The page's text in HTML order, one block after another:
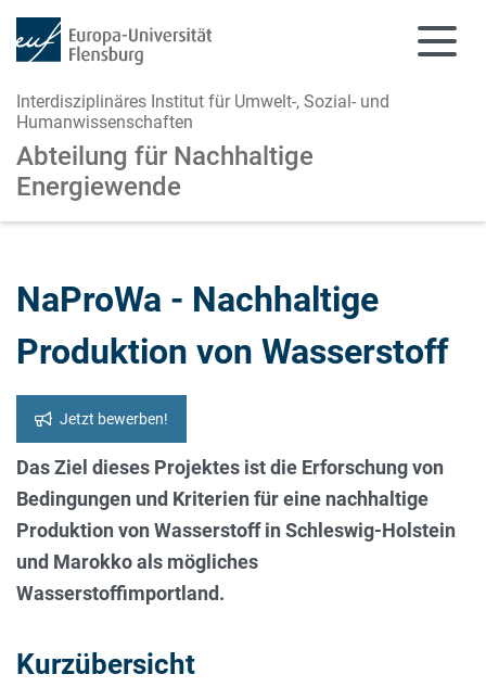
Interdisziplinäres Institut für Umwelt-, Sozial- und
Humanwissenschaften
Abteilung für Nachhaltige
Energiewende
NaProWa - Nachhaltige
Produktion von Wasserstoff
Jetzt bewerben!
Das Ziel dieses Projektes ist die Erforschung von
Bedingungen und Kriterien für eine nachhaltige
Produktion von Wasserstoff in Schleswig-Holstein
und Marokko als mögliches
Wasserstoffimportland.
Kurzübersicht